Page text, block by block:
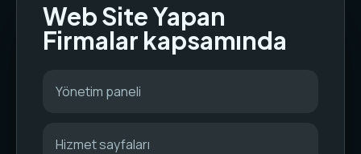
Web Site Yapan
Firmalar kapsamında
Yönetim paneli
Hizmet sayfaları